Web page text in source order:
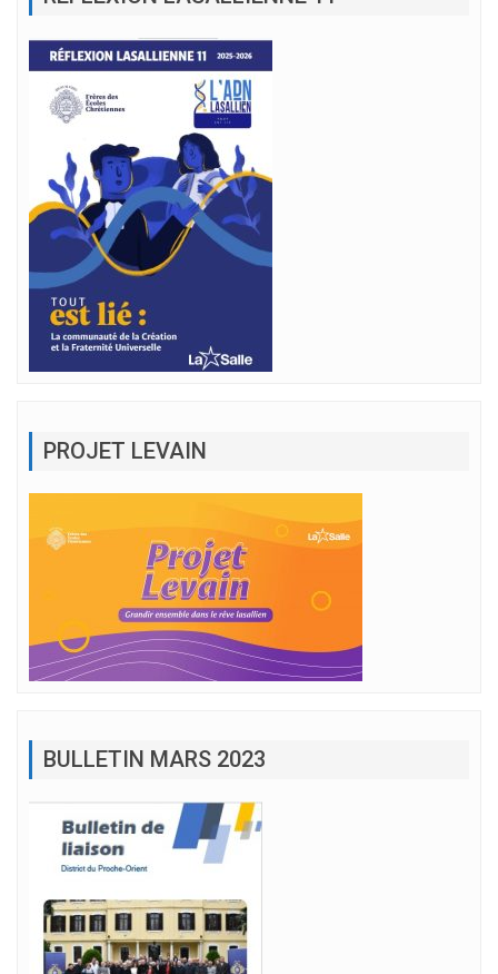
PROJET LEVAIN
BULLETIN MARS 2023